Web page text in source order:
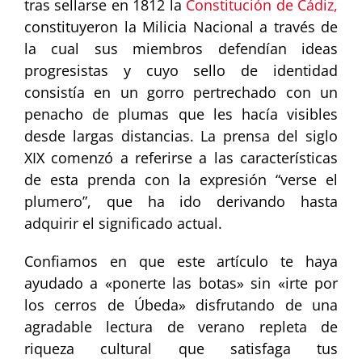
tras sellarse en 1812 la Constitución de Cádiz,
constituyeron la Milicia Nacional a través de
la cual sus miembros defendían ideas
progresistas y cuyo sello de identidad
consistía en un gorro pertrechado con un
penacho de plumas que les hacía visibles
desde largas distancias. La prensa del siglo
XIX comenzó a referirse a las características
de esta prenda con la expresión “verse el
plumero”, que ha ido derivando hasta
adquirir el significado actual.
Confiamos en que este artículo te haya
ayudado a «ponerte las botas» sin «irte por
los cerros de Úbeda» disfrutando de una
agradable lectura de verano repleta de
riqueza cultural que satisfaga tus